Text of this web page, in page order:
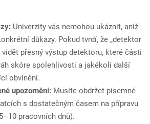
Univerzity vás nemohou ukáznit, aniž
důkazy. Pokud tvrdí, že „detektor
vidět přesný výstup detektoru, které části
skóre spolehlivosti a jakékoli další
obvinění.
upozornění: Musíte obdržet písemné
s dostatečným časem na přípravu
pracovních dnů).